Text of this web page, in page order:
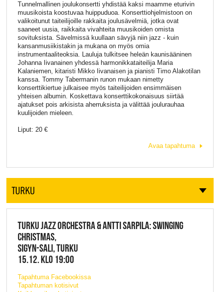
Tunnelmallinen joulukonsertti yhdistää kaksi maamme eturivin
muusikoista koostuvaa huippuduoa. Konserttiohjelmistoon on
valikoitunut taiteilijoille rakkaita joulusävelmiä, jotka ovat
saaneet uusia, raikkaita vivahteita muusikoiden omista
sovituksista. Sävelmissä kuullaan sävyjä niin jazz - kuin
kansanmusiikistakin ja mukana on myös omia
instrumentaaliteoksia. Lauluja tulkitsee heleän kaunisääninen
Johanna Iivanainen yhdessä harmonikkataiteilija Maria
Kalaniemen, kitaristi Mikko Iivanaisen ja pianisti Timo Alakotilan
kanssa. Tommy Tabermanin runon mukaan nimetty
konserttikiertue julkaisee myös taiteilijoiden ensimmäisen
yhteisen albumin. Koskettava konserttikokonaisuus siirtää
ajatukset pois arkisista aherruksista ja välittää joulurauhaa
kuulijoiden mieleen.
Liput: 20 €
Avaa tapahtuma
TURKU
TURKU JAZZ ORCHESTRA & ANTTI SARPILA: SWINGING
CHRISTMAS,
SIGYN-SALI, TURKU
15.12. KLO 19:00
Tapahtuma Facebookissa
Tapahtuman kotisivut